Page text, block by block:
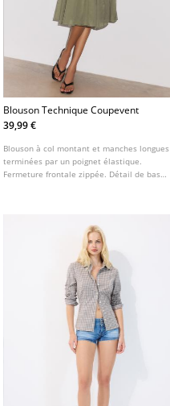
Blouson Technique Coupevent
39,99 €
Blouson à col montant et manches longues
terminées par un poignet élastique.
Fermeture frontale zippée. Détail de bas